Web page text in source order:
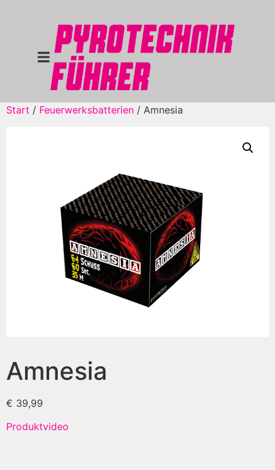
Start / Feuerwerksbatterien / Amnesia
Amnesia
€ 39,99
Produktvideo